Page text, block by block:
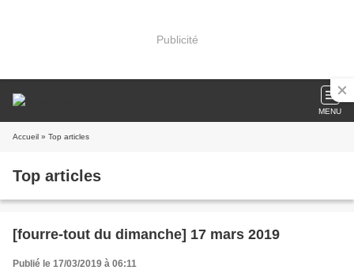
Publicité
MENU
Accueil » Top articles
Top articles
[fourre-tout du dimanche] 17 mars 2019
Publié le 17/03/2019 à 06:11